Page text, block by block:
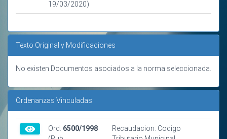
19/03/2020)
Texto Original y Modificaciones
No existen Documentos asociados a la norma seleccionada.
Ordenanzas Vinculadas
Ord. 6500/1998
Recaudacion. Codigo